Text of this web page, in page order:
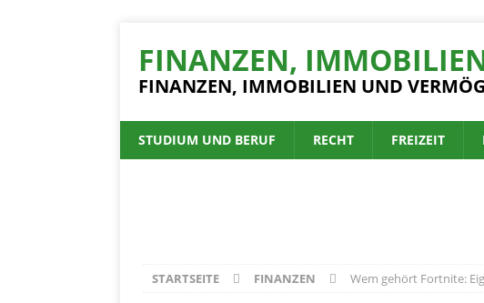
FINANZEN,
FINANZEN, IMMOBILIEN UND
STUDIUM UND BERUF RECHT FREIZEIT
STARTSEITE FINANZEN Wem gehört Fortnite: